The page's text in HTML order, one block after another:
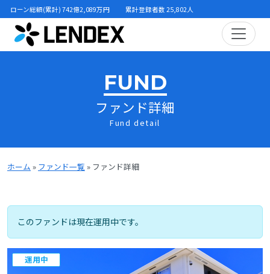
ローン総額(累計) 742億2,089万円 累計登録者数 25,802人
FUND
ファンド詳細
Fund detail
ホーム » ファンド一覧 » ファンド詳細
このファンドは現在運用中です。
運用中